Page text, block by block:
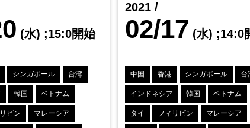
(水) ;15:0開始
シンガポール 台湾
韓国 ベトナム
ピン マレーシア
2021 /
02/17 (水) ;14:0
中国 香港 シンガポール 台
インドネシア 韓国 ベトナム
タイ フィリピン マレーシア